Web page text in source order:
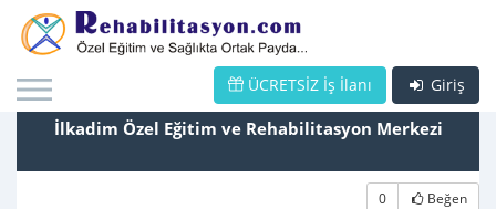
Giriş
ÜCRETSİZ İş İlanı
İlkadim Özel Eğitim ve Rehabilitasyon Merkezi
0 Beğen